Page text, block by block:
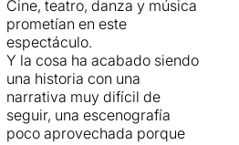
Cine, teatro, danza y música
prometían en este
espectáculo.
Y la cosa ha acabado siendo
una historia con una
narrativa muy difícil de
seguir, una escenografía
poco aprovechada porque